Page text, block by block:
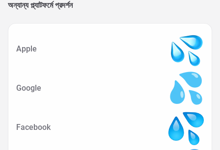
অন্যান্য প্ল্যাটফর্মে প্রদর্শন
Apple
Google
Facebook